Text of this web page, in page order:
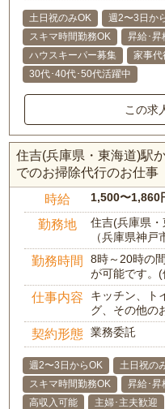
土日祝のみOK 週2〜3日か
スキマ時間勤務OK
昇給･昇
ハウスキーパー募集
家事代
30代･40代･50代活躍中
この求
住吉(兵庫県・東海道)駅
でのお掃除代行のお仕事
時給 1,500〜1,860
勤務地
住吉(兵庫県
（兵庫県神戸
勤務時間
8時～20時の
が可能です。
仕事内容
キッチン、ト
グ、その他の
契約形態 業務委託
週2〜3日からOK 土日祝の
スキマ時間勤務OK
昇給･昇
高収入可能
主婦･主夫歓迎